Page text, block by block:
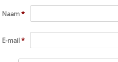
Naam*
E-mail*